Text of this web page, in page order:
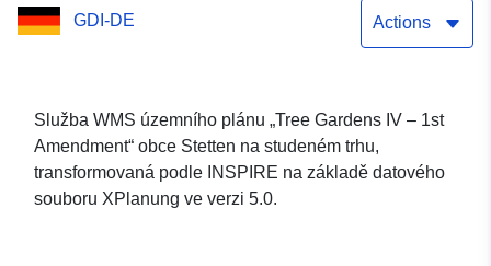
GDI-DE Actions
Služba WMS územního plánu „Tree Gardens IV – 1st
Amendment“ obce Stetten na studeném trhu,
transformovaná podle INSPIRE na základě datového
souboru XPlanung ve verzi 5.0.